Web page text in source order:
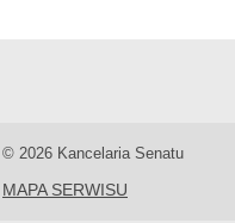
2026 Kancelaria Senatu
MAPA SERWISU